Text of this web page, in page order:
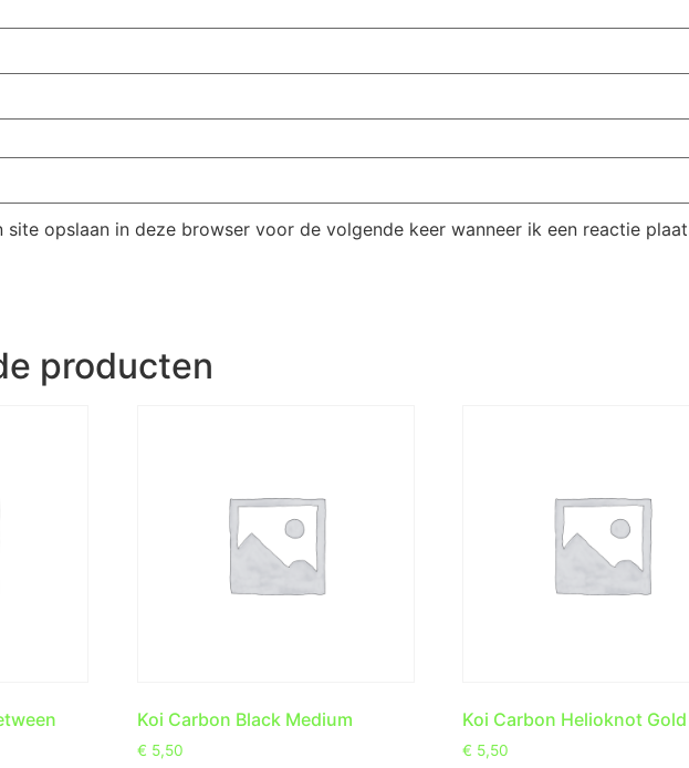
site opslaan in deze browser voor de volgende keer wanneer ik een reactie
producten
Koi Carbon Black Medium
€ 5,50
Koi Carbon Helioknot
€ 5,50